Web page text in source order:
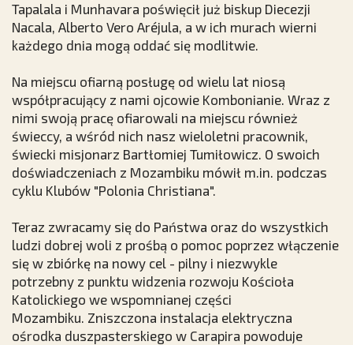
Tapalala i Munhavara poświęcił już biskup Diecezji
Nacala, Alberto Vero Aréjula, a w ich murach wierni
każdego dnia mogą oddać się modlitwie.
Na miejscu ofiarną posługę od wielu lat niosą
współpracujący z nami ojcowie Kombonianie. Wraz z
nimi swoją pracę ofiarowali na miejscu również
świeccy, a wśród nich nasz wieloletni pracownik,
świecki misjonarz Bartłomiej Tumiłowicz. O swoich
doświadczeniach z Mozambiku mówił m.in. podczas
cyklu Klubów "Polonia Christiana".
Teraz zwracamy się do Państwa oraz do wszystkich
ludzi dobrej woli z prośbą o pomoc poprzez włączenie
się w zbiórkę na nowy cel - pilny i niezwykle
potrzebny z punktu widzenia rozwoju Kościoła
Katolickiego we wspomnianej części
Mozambiku. Zniszczona instalacja elektryczna
ośrodka duszpasterskiego w Carapira powoduje